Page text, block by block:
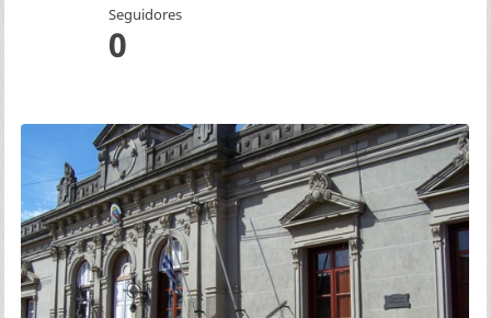
Seguidores
0